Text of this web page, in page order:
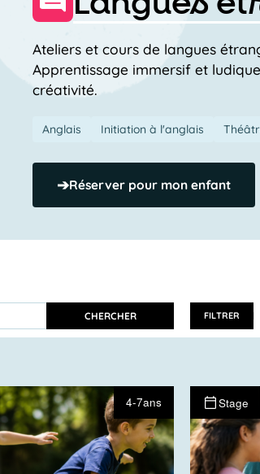
Ateliers et cours de langues
Apprentissage immersif et
créativité.
Anglais Initiation à l'anglais
➔Réserver pour mon enfant
CHERCHER FILTRER
4-7ans Stage